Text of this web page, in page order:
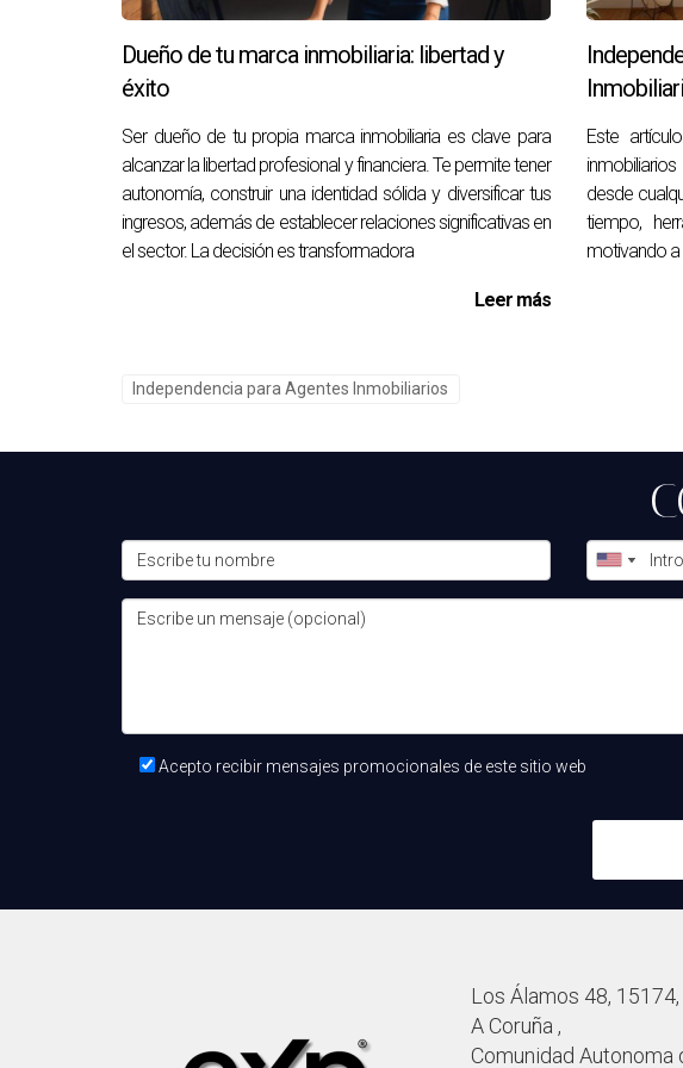
Recuerda que cada paso que tomes hacia tu independencia
quienes te rodean. Es un viaje que vale la pena emprender, así
¿Qué habilidades son necesarias para ser un
Las habilidades clave incluyen capacidades de negociación,
continua en estas áreas también es fundamental.
¿Cómo puedo establecer una red de contactos
¿Qué tecnología debo utilizar como agente
Las herramientas de gestión de propiedades, plataformas de
la promoción y el engagement con tus clientes.
construir una carrera exitosa y sostenible.
Dueño de tu marca inmobiliaria: libertad y
éxito
Ser dueño de tu propia marca inmobiliaria es clave para
alcanzar la libertad profesional y financiera. Te permite tener
autonomía, construir una identidad sólida y diversificar tus
ingresos, además de establecer relaciones significativas en
el sector. La decisión es transformadora
Leer más
Este
desde
tiempo,
motivando a
Independencia para Agentes Inmobiliarios
Acepto recibir mensajes promocionales de este sitio web
Los Álamos 48,
A Coruña ,
Comunidad Autonoma